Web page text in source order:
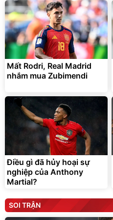
Mất Rodri, Real Madrid
nhắm mua Zubimendi
Điều gì đã hủy hoại sự
nghiệp của Anthony
Martial?
SOI TRẬN